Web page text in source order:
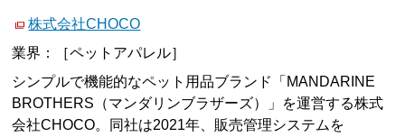
株式会社CHOCO
業界：［ペットアパレル］
シンプルで機能的なペット用品ブランド「MANDARINE
BROTHERS（マンダリンブラザーズ）」を運営する株式
会社CHOCO。同社は2021年、販売管理システムを